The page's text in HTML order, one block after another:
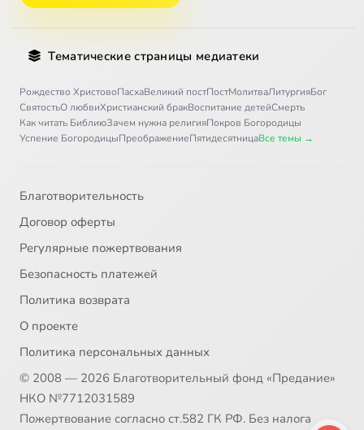
Тематические страницы медиатеки
Рождество ХристовоПасхаВеликий постПостМолитваЛитургияБог
СвятостьО любвиХристианский бракВоспитание детейСмерть
Как читать БиблиюЗачем нужна религияПокров Богородицы
Успение БогородицыПреображениеПятидесятницаВсе темы →
Благотворительность
Договор оферты
Регулярные пожертвования
Безопасность платежей
Политика возврата
О проекте
Политика персональных данных
© 2008 — 2026 Благотворительный фонд «Предание»
НКО №7712031589
Пожертвование согласно ст.582 ГК РФ. Без налога